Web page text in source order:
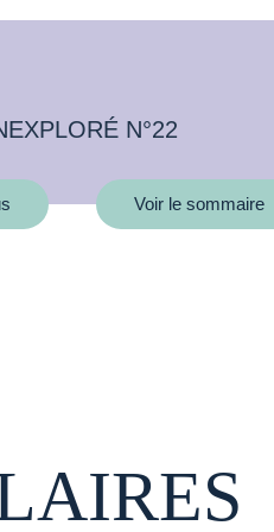
N°22
Voir le sommaire